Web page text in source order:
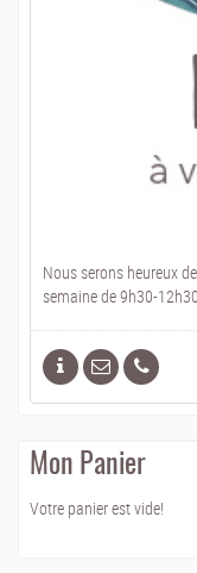
Nous serons heureux
semaine de 9h30-
Mon Panier
Votre panier est vide!